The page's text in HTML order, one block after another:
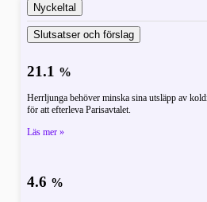
Nyckeltal
Slutsatser och förslag
21.1 %
Herrljunga behöver minska sina utsläpp av
för att efterleva Parisavtalet.
Läs mer »
4.6 %